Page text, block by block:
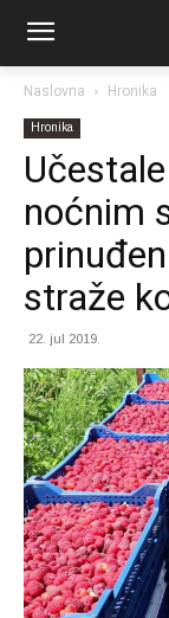
Naslovna Hronika
Hronika
noćnim
straže
22. jul 2019.